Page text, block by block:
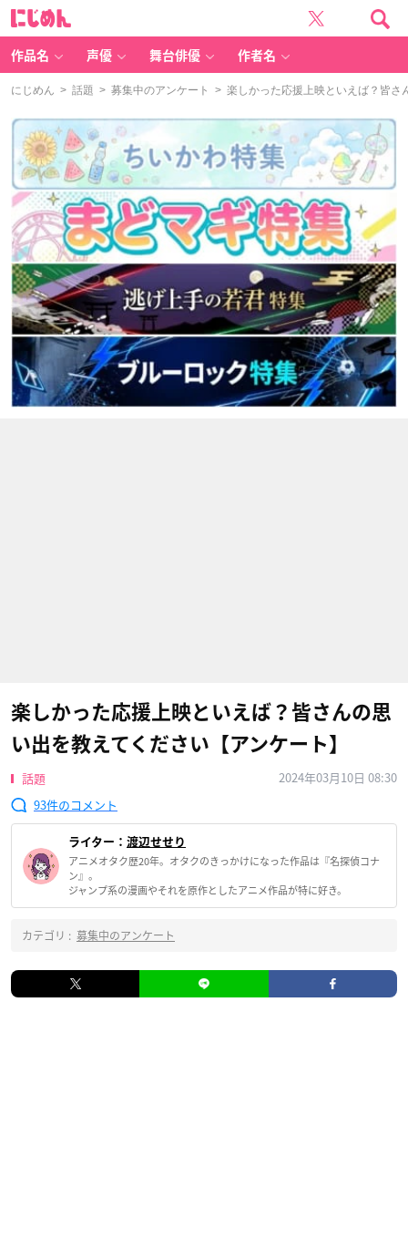
作品名 声優 舞台俳優 作者名
にじめん > 話題 > 募集中のアンケート > 楽しかった応援上映といえば？皆さ
楽しかった応援上映といえば？皆さんの思
い出を教えてください【アンケート】
話題
2024年03月10日 08:30
93
ライター： 渡辺せせり
アニメオタク歴20年。オタクのきっかけになった作品は『名探偵コナ
ン』。
ジャンプ系の漫画やそれを原作としたアニメ作品が特に好き。
カテゴリ : 募集中のアンケート